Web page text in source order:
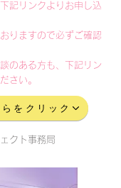
記リンクよりお申し込
りますので必ずご確認
のある方も、下記リン
さい。
クト事務局
をクリック